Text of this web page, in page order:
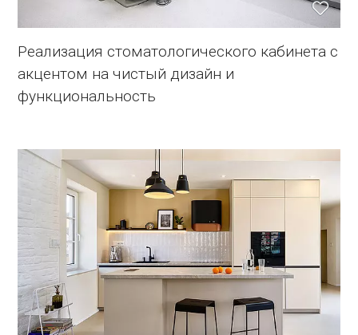
Реализация стоматологического кабинета с
акцентом на чистый дизайн и
функциональность